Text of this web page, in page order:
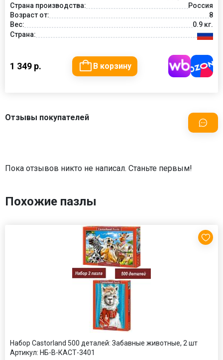
Страна производства:
Россия
Возраст от:
8
Вес:
0.9 кг.
Страна:
1 349 р. В корзину
Отзывы покупателей
Пока отзывов никто не написал. Станьте первым!
Похожие пазлы
Набор Castorland 500 деталей: Забавные животные, 2 шт
Артикул: НБ-В-КАСТ-3401